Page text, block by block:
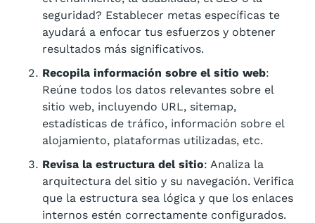
seguridad? Establecer metas específicas te
ayudará a enfocar tus esfuerzos y obtener
resultados más significativos.
Recopila información sobre el sitio web:
Reúne todos los datos relevantes sobre el
sitio web, incluyendo URL, sitemap,
estadísticas de tráfico, información sobre el
alojamiento, plataformas utilizadas, etc.
Revisa la estructura del sitio: Analiza la
arquitectura del sitio y su navegación. Verifica
que la estructura sea lógica y que los enlaces
internos estén correctamente configurados.